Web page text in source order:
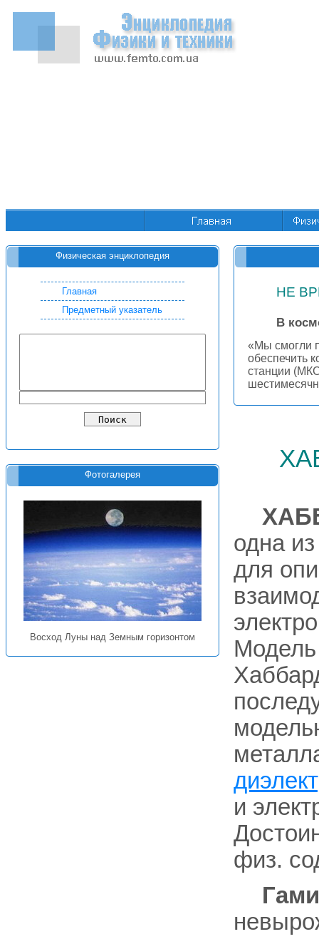
Физическая энциклопедия
Главная
Предметный указатель
Фотогалерея
Восход Луны над Земным горизонтом
НЕ
В
«Мы смогли
обеспечить
станции
одна
для
и
физ.